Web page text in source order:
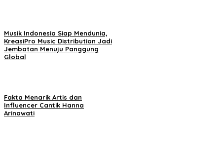
Musik Indonesia Siap Mendunia,
KreasiPro Music Distribution Jadi
Jembatan Menuju Panggung
Global
Fakta Menarik Artis dan
Influencer Cantik Hanna
Arinawati